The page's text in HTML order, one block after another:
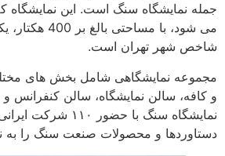
جمله نمایشگاه سنگ است. این نمایشگاه
می شود، با
شاخص شهر تهران است.
مجموعه نمایشگاهی شامل بخش های
و کافه، سالن نمایشگاه، سالن
دستاوردها و محصولات صنعت سنگ را به